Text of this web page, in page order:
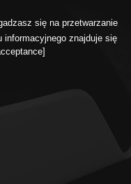
się na przetwarzanie
informacyjnego znajduje się